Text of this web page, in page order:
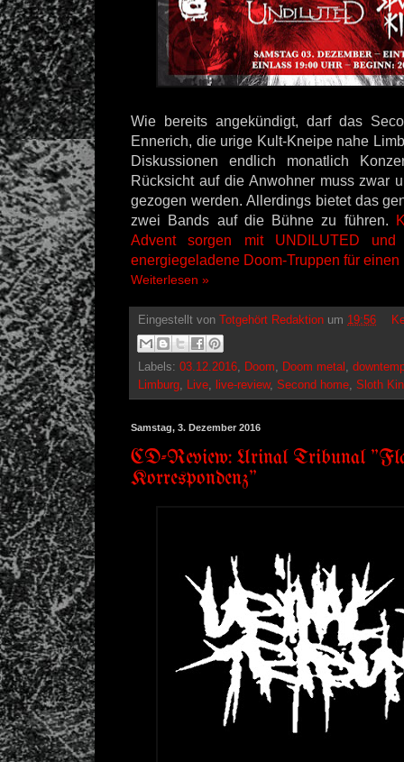
Wie bereits angekündigt, darf das
Ennerich, die urige Kult-Kneipe nahe
Diskussionen endlich monatlich
Rücksicht auf die Anwohner muss zwar
gezogen werden. Allerdings bietet das
zwei Bands auf die Bühne zu führen.
Advent sorgen mit UNDILUTED
energiegeladene Doom-Truppen für
Weiterlesen »
Eingestellt von Totgehört Redaktion um 19:56
Labels: 03.12.2016, Doom, Doom metal ,
Limburg, Live, live-review, Second home, Sloth
Samstag, 3. Dezember 2016
CD-Review: Urinal Tribunal
Korrespondenz"